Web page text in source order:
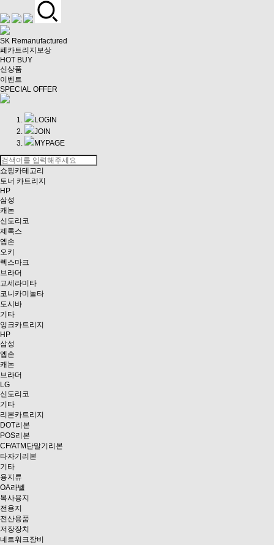
SK Remanufactured
폐카트리지보상
HOT BUY
신상품
이벤트
SPECIAL OFFER
LOGIN
JOIN
MYPAGE
쇼핑카테고리
토너 카트리지
HP
삼성
캐논
신도리코
제록스
엡손
오키
렉스마크
브라더
교세라미타
코니카미놀타
도시바
기타
잉크카트리지
HP
삼성
엡손
캐논
브라더
LG
신도리코
기타
리본카트리지
DOT리본
POS리본
CF/ATM단말기리본
타자기리본
기타
용지류
OA라벨
복사용지
전용지
전산용품
저장장치
네트워크장비